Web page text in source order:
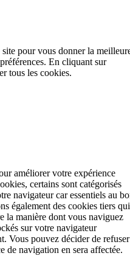
pour vous donner la
En cliquant sur
tous les cookies.
améliorer votre expérience
certains sont catégorisés
navigateur car essentiels au
également des cookies tiers qui
la manière dont vous naviguez
sur votre navigateur
Vous pouvez décider de refuser
de navigation en sera affectée.